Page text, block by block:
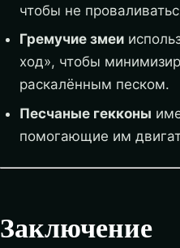
чтобы не
Гремучие змеи
ход», чтобы
раскалённым песком.
Песчаные гекконы
помогающие им
Заключение